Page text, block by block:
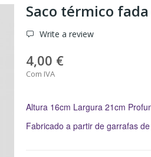
Saco térmico
Write a review
4,00 €
Com IVA
Altura 16cm Largura 21cm
Fabricado a partir de garrafas